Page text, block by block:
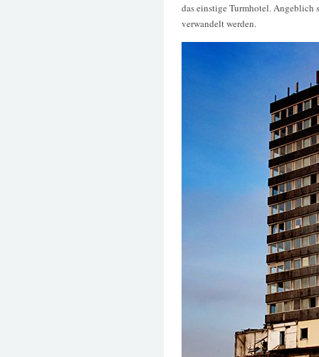
das einstige Turmhotel. Angeblich
verwandelt werden.